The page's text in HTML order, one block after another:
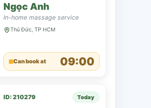
Ngọc Anh
In-home massage service
Thủ Đức, TP HCM
Can book at 09:00
ID: 210279 Today